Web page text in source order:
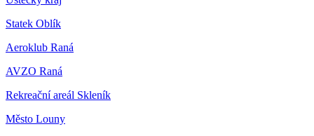
Statek Oblík
Aeroklub Raná
AVZO Raná
Rekreační areál Skleník
Město Louny